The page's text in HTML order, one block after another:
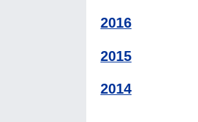
2016
2015
2014